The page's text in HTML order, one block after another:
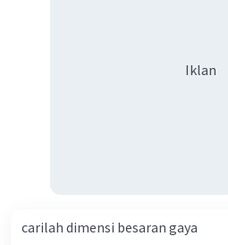
Iklan
carilah dimensi besaran gaya